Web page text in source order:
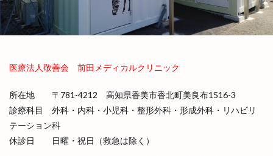
医療法人敬善会 前田メディカルクリニック
所在地 〒781-4212 高知県香美市香北町美良布1516-3
診療科目 外科・内科・小児科・整形外科・形成外科・リハビリ
テーション科
休診日 日曜・祝日（救急は除く）
導入実績一覧
建築用コンテナ
感染症対策
海神丸
災害時支援
病床追加
被災地支援
製品シリーズ
陰圧設備